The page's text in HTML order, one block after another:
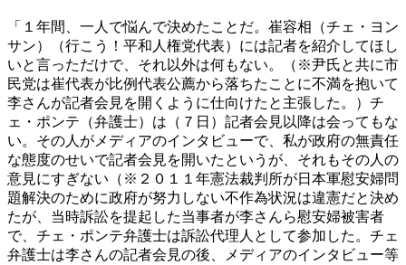
「１年間、一人で悩んで決めたことだ。崔容相（チェ・ヨン
サン）（行こう！平和人権党代表）には記者を紹介してほし
いと言っただけで、それ以外は何もない。（※尹氏と共に市
民党は崔代表が比例代表公薦から落ちたことに不満を抱いて
李さんが記者会見を開くように仕向けたと主張した。）チ
ェ・ポンテ（弁護士）は（７日）記者会見以降は会ってもな
い。その人がメディアのインタビューで、私が政府の無責任
な態度のせいで記者会見を開いたというが、それもその人の
意見にすぎない（※２０１１年憲法裁判所が日本軍慰安婦問
題解決のために政府が努力しない不作為状況は違憲だと決め
たが、当時訴訟を提起した当事者が李さんら慰安婦被害者
で、チェ・ポンテ弁護士は訴訟代理人として参加した。チェ
弁護士は李さんの記者会見の後、メディアのインタビュー等